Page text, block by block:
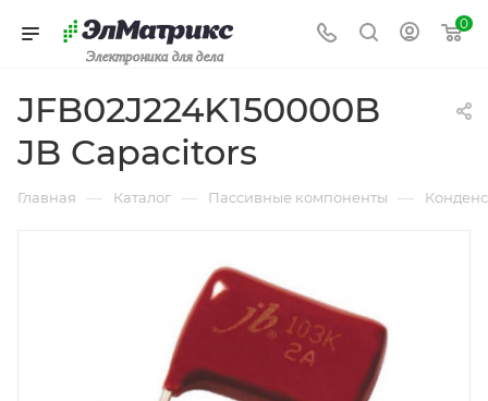
Электроника для дела
0
JFB02J224K150000B
JB Capacitors
Главная — Каталог — Пассивные компоненты —